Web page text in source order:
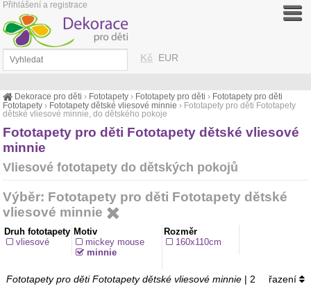
Dekorace pro děti › Fototapety › Fototapety pro děti › Fototapety pro děti
Fototapety › Fototapety dětské vliesové minnie › Fototapety pro děti Fototapety
dětské vliesové minnie, do dětského pokoje
Fototapety pro děti Fototapety dětské vliesové
minnie
Vliesové fototapety do dětských pokojů
Výběr: Fototapety pro děti Fototapety dětské
vliesové minnie
Druh fototapety
vliesové
Motiv
mickey mouse
minnie
Rozměr
160x110cm
Fototapety pro děti Fototapety dětské vliesové minnie | 2 řazení
Kč EUR
Přihlášení a registrace